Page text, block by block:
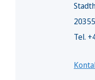
Tel.